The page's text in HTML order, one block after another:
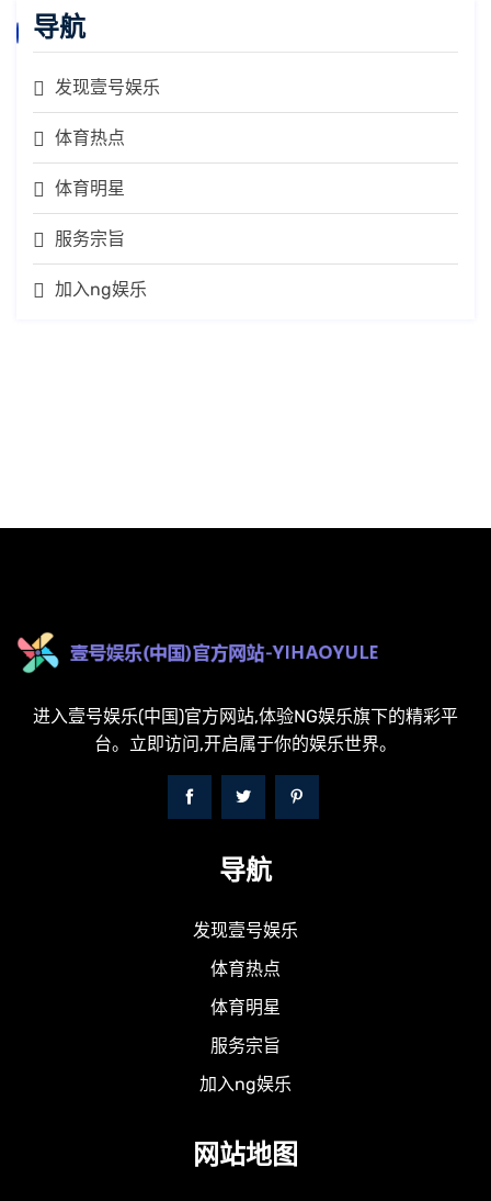
导航
发现壹号娱乐
体育热点
体育明星
服务宗旨
加入ng娱乐
进入壹号娱乐(中国)官方网站,体验NG娱乐旗下的精彩平
台。立即访问,开启属于你的娱乐世界。
导航
发现壹号娱乐
体育热点
体育明星
服务宗旨
加入ng娱乐
网站地图